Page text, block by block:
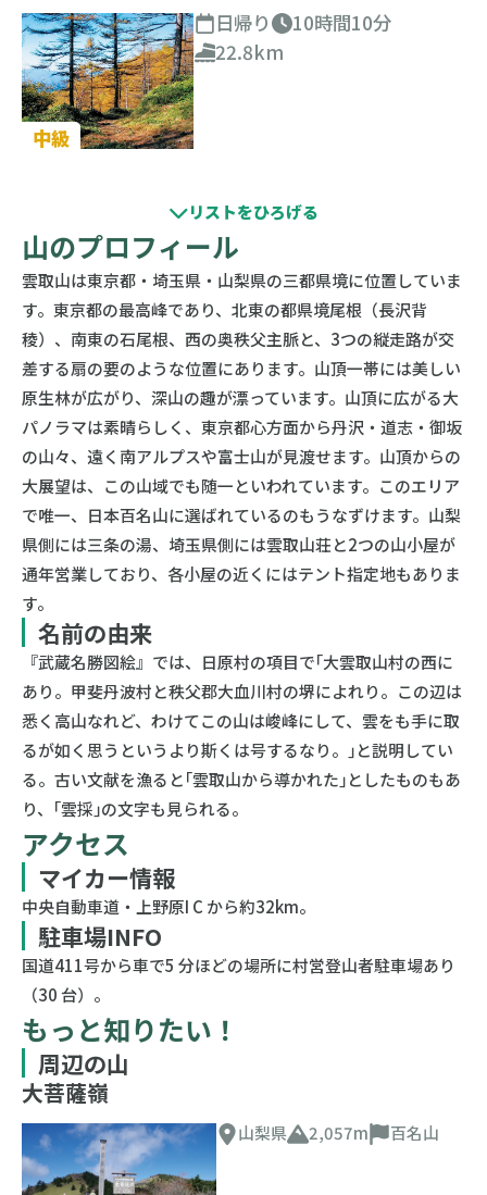
中級
日帰り
10時間10分
22.8km
山のプロフィール
雲取山は東京都・埼玉県・山梨県の三都県境に位置していま
す。東京都の最高峰であり、北東の都県境尾根（長沢背
稜）、南東の石尾根、西の奥秩父主脈と、3つの縦走路が交
差する扇の要のような位置にあります。山頂一帯には美しい
原生林が広がり、深山の趣が漂っています。山頂に広がる大
パノラマは素晴らしく、東京都心方面から丹沢・道志・御坂
の山々、遠く南アルプスや富士山が見渡せます。山頂からの
大展望は、この山域でも随一といわれています。このエリア
で唯一、日本百名山に選ばれているのもうなずけます。山梨
県側には三条の湯、埼玉県側には雲取山荘と2つの山小屋が
通年営業しており、各小屋の近くにはテント指定地もありま
す。
名前の由来
『武蔵名勝図絵』では、日原村の項目で｢大雲取山村の西に
あり。甲斐丹波村と秩父郡大血川村の堺によれり。この辺は
悉く高山なれど、わけてこの山は峻峰にして、雲をも手に取
るが如く思うというより斯くは号するなり。｣と説明してい
る。古い文献を漁ると｢雲取山から導かれた｣としたものもあ
り、｢雲採｣の文字も見られる。
アクセス
マイカー情報
中央自動車道・上野原I C から約32km。
駐車場INFO
国道411号から車で5 分ほどの場所に村営登山者駐車場あり
（30 台）。
もっと知りたい！
周辺の山
大菩薩嶺
山梨県 2,057m 百名山